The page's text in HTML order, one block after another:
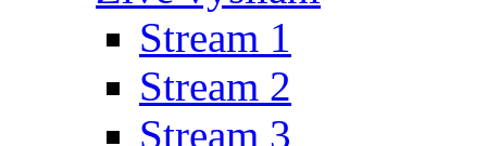
Stream 1
Stream 2
Stream 3